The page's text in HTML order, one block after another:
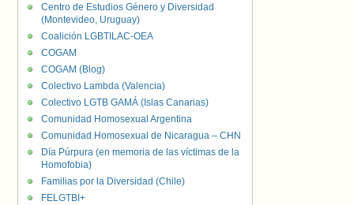
Centro de Estudios Género y Diversidad
(Montevideo, Uruguay)
Coalición LGBTILAC-OEA
COGAM
COGAM (Blog)
Colectivo Lambda (Valencia)
Colectivo LGTB GAMÁ (Islas Canarias)
Comunidad Homosexual Argentina
Comunidad Homosexual de Nicaragua – CHN
Día Púrpura (en memoria de las víctimas de la
Homofobia)
Familias por la Diversidad (Chile)
FELGTBI+